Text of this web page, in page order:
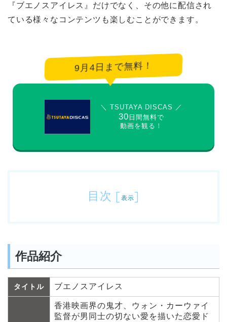
『ブエノスアイレス』だけでなく、その他に配信され
ている様々なコンテンツも楽しむことができます。
9月4日まで無料！
＼ TSUTAYA DISCAS ／
30 日間無料で
動画を観る！
目次 [ 表示]
作品紹介
タイトル ブエノスアイレス
香港映画界の鬼才、ウォン・カーウァイ
監督が男同士の切ない愛を描いた恋愛ド